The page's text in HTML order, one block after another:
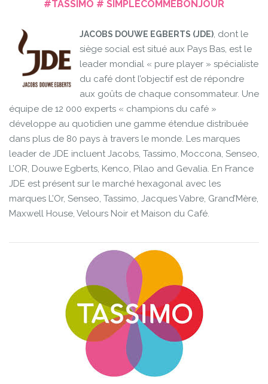
#TASSIMO # SIMPLECOMMEBONJOUR
JACOBS DOUWE EGBERTS (JDE), dont le
siège social est situé aux Pays Bas, est le
leader mondial « pure player » spécialiste
du café dont l’objectif est de répondre
aux goûts de chaque consommateur. Une
équipe de 12 000 experts « champions du café »
développe au quotidien une gamme étendue distribuée
dans plus de 80 pays à travers le monde. Les marques
leader de JDE incluent Jacobs, Tassimo, Moccona, Senseo,
L’OR, Douwe Egberts, Kenco, Pilao and Gevalia. En France
JDE est présent sur le marché hexagonal avec les
marques L’Or, Senseo, Tassimo, Jacques Vabre, Grand’Mère,
Maxwell House, Velours Noir et Maison du Café.